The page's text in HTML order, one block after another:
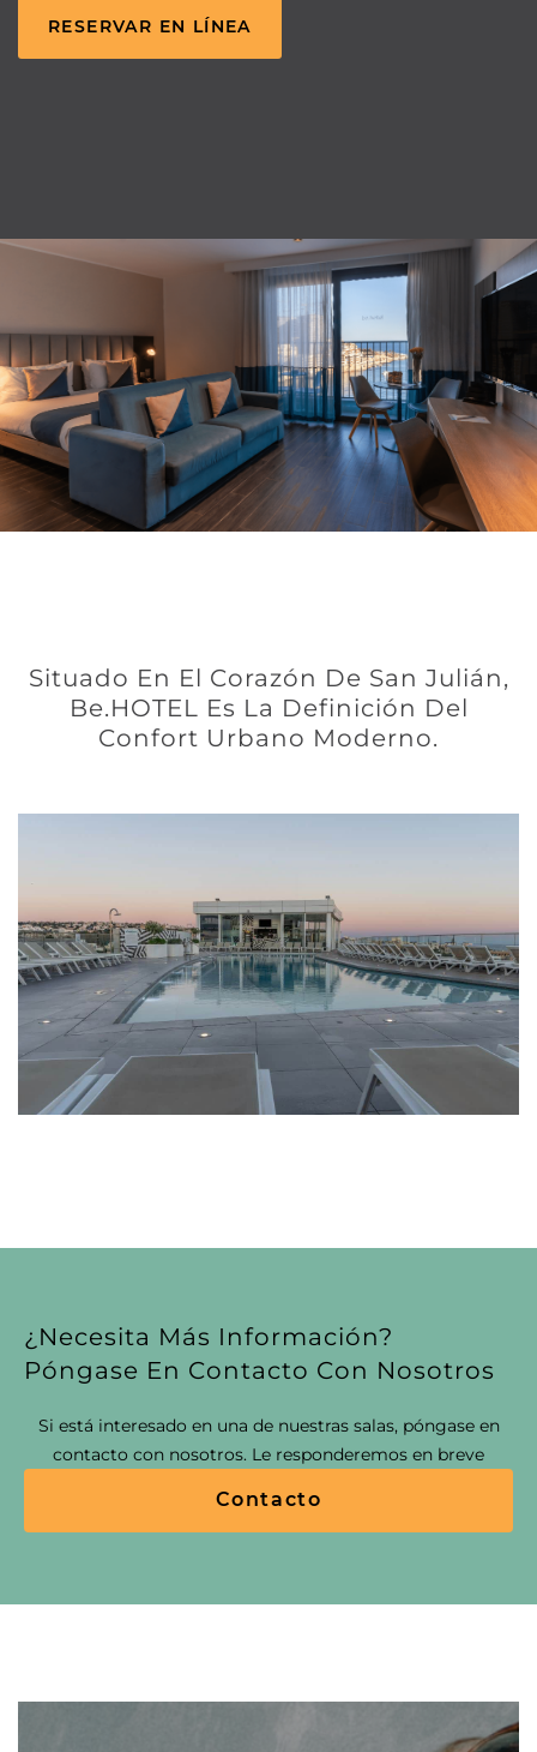
RESERVAR EN LÍNEA
Situado En El Corazón De San Julián,
Be.HOTEL Es La Definición Del
Confort Urbano Moderno.
¿Necesita Más Información?
Póngase En Contacto Con Nosotros
Si está interesado en una de nuestras salas, póngase en
contacto con nosotros. Le responderemos en breve
Contacto